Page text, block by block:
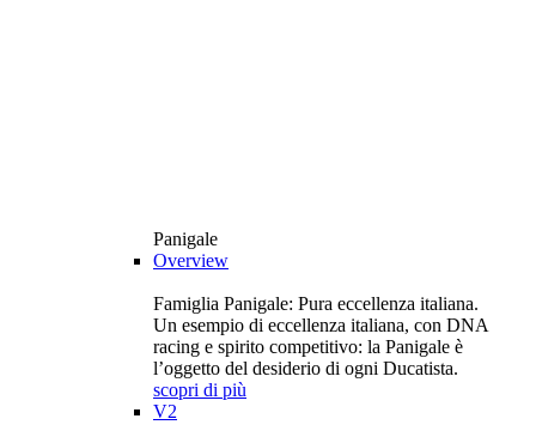
Panigale
Overview
Famiglia Panigale: Pura eccellenza italiana.
Un esempio di eccellenza italiana, con DNA
racing e spirito competitivo: la Panigale è
l’oggetto del desiderio di ogni Ducatista.
scopri di più
V2